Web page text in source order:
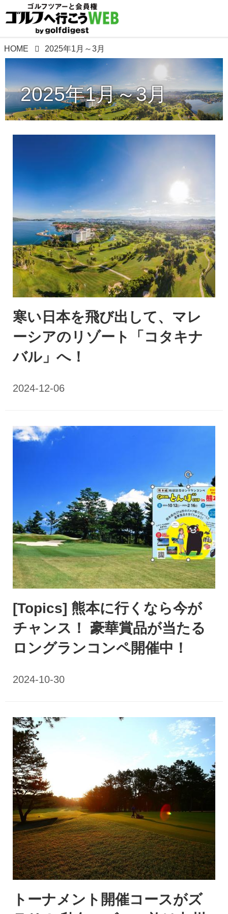
HOME 2025年1月～3月
2025年1月～3月
寒い日本を飛び出して、マレ
ーシアのリゾート「コタキナ
バル」へ！
[Topics] 熊本に行くなら今が
チャンス！ 豪華賞品が当たる
ロングランコンペ開催中！
トーナメント開催コースがズ